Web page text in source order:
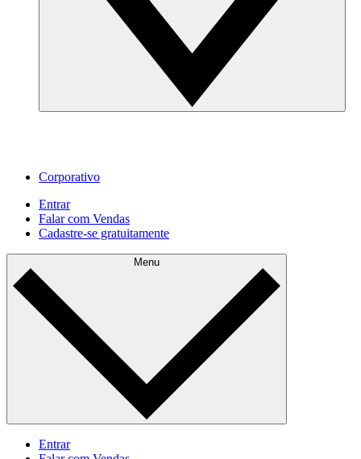
Corporativo
Entrar
Falar com Vendas
Cadastre‐se gratuitamente
Menu
Entrar